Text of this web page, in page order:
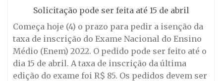
Solicitação pode ser feita até 15 de abril
Começa hoje (4) o prazo para pedir a isenção da
taxa de inscrição do Exame Nacional do Ensino
Médio (Enem) 2022. O pedido pode ser feito até o
dia 15 de abril. A taxa de inscrição da última
edição do exame foi R$ 85. Os pedidos devem ser